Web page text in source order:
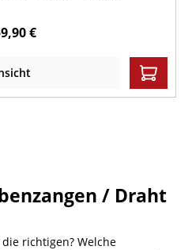
€
/ Draht
richtigen? Welche